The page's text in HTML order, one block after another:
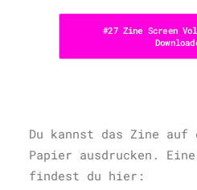
#27 Zine Screen
Du kannst das Zine auf
Papier ausdrucken.
findest du hier: